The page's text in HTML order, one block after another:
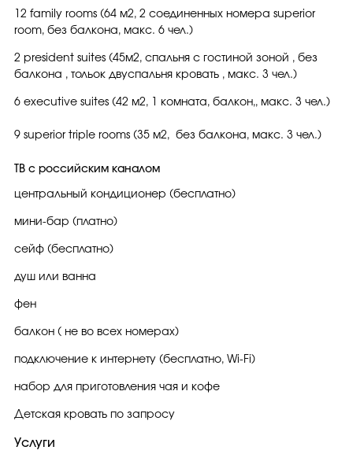
12 family rooms (64 м2, 2 соединенных номера superior
room, без балкона, макс. 6 чел.)
2 president suites (45м2, спальня с гостиной зоной , без
балкона , тольок двуспальня кровать , макс. 3 чел.)
6 executive suites (42 м2, 1 комната, балкон,, макс. 3 чел.)
9 superior triple rooms (35 м2, без балкона, макс. 3 чел.)
ТВ с российским каналом
центральный кондиционер (бесплатно)
мини-бар (платно)
сейф (бесплатно)
душ или ванна
фен
балкон ( не во всех номерах)
подключение к интернету (бесплатно, Wi-Fi)
набор для приготовления чая и кофе
Детская кровать по запросу
Услуги